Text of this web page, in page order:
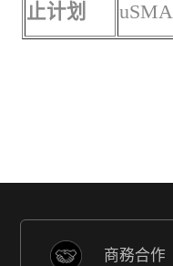
止计划
商務合作